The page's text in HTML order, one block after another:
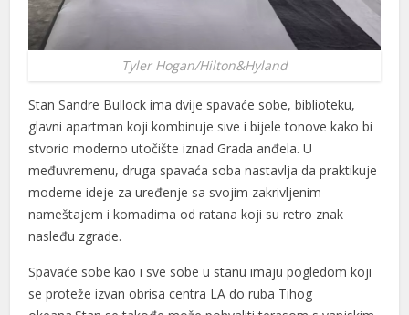
Tyler Hogan/Hilton&Hyland
Stan Sandre Bullock ima dvije spavaće sobe, biblioteku,
glavni apartman koji kombinuje sive i bijele tonove kako bi
stvorio moderno utočište iznad Grada anđela. U
međuvremenu, druga spavaća soba nastavlja da praktikuje
moderne ideje za uređenje sa svojim zakrivljenim
nameštajem i komadima od ratana koji su retro znak
nasleđu zgrade.
Spavaće sobe kao i sve sobe u stanu imaju pogledom koji
se proteže izvan obrisa centra LA do ruba Tihog